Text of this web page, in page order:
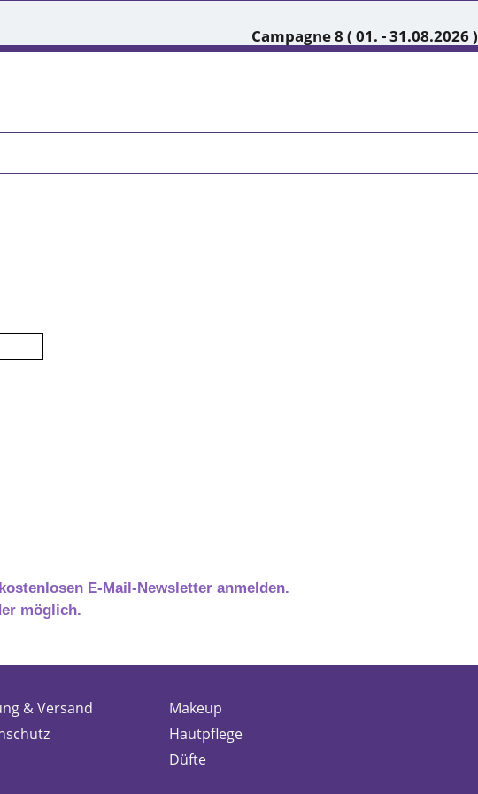
Campagne 8 ( 01. - 31.08.2026 )
E-Mail-Newsletter anmelden.
möglich.
& Versand
Makeup
Hautpflege
Düfte